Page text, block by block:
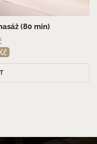
(80 min)